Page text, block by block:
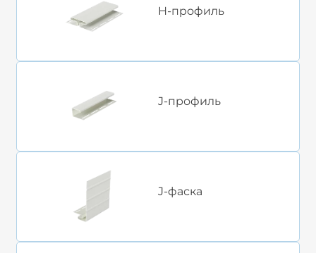
H-профиль
J-профиль
J-фаска